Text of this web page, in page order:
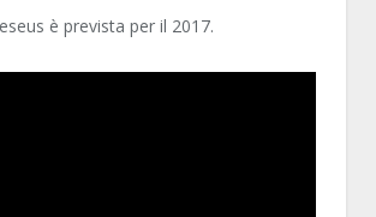
è prevista per il 2017.